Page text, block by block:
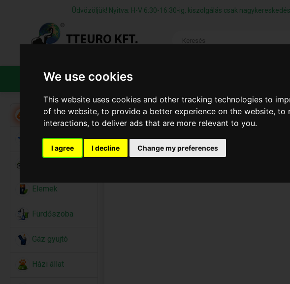
We use cookies
This website uses cookies and other tracking technologies to
of the website,to provide a better experience on the website,to
interactions,to deliver ads that are more relevant to you.
I agree I decline Change my preferences
Üdvözöljük! Nyitva: H-V 6:30-16:30-ig, kiszolgálás csak
TERMÉKEK
Akció
Alkalmi Kellékek
Elemek
Fürdőszoba
Gáz gyujtó
Házi állat